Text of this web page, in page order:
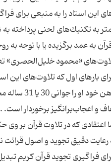
این استاد را به منبعی برای
به تكنیك‌های لحنی پرداخته به
به عمد برگزیده یا با توجه
«محمود خلیل‌الحصری»
بارهای اول كه تلاوت‌های
می‌كردم، با
صدایی شفاف و اعجاب‌برانگیز
كه در تلاوت قرآن بر وی
دقیق تجوید و اصول قرائت
فراگیری تجوید قرآن كریم